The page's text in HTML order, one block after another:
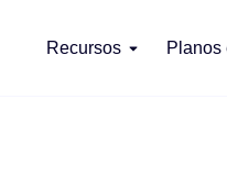
Recursos Planos